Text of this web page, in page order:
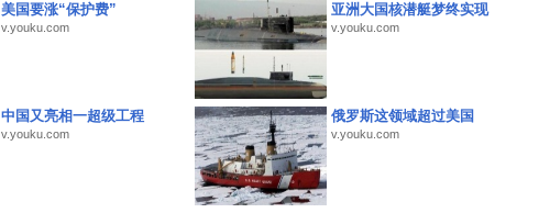
美国要涨“保护费”
v.youku.com
亚洲大国核潜艇梦终实现
v.youku.com
中国又亮相一超级工程
v.youku.com
俄罗斯这领域超过美国
v.youku.com